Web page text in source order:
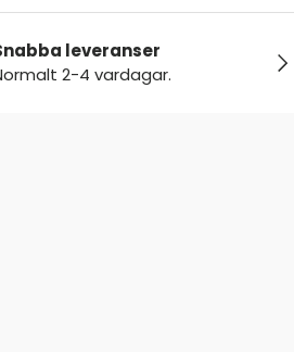
leveranser
2-4 vardagar.